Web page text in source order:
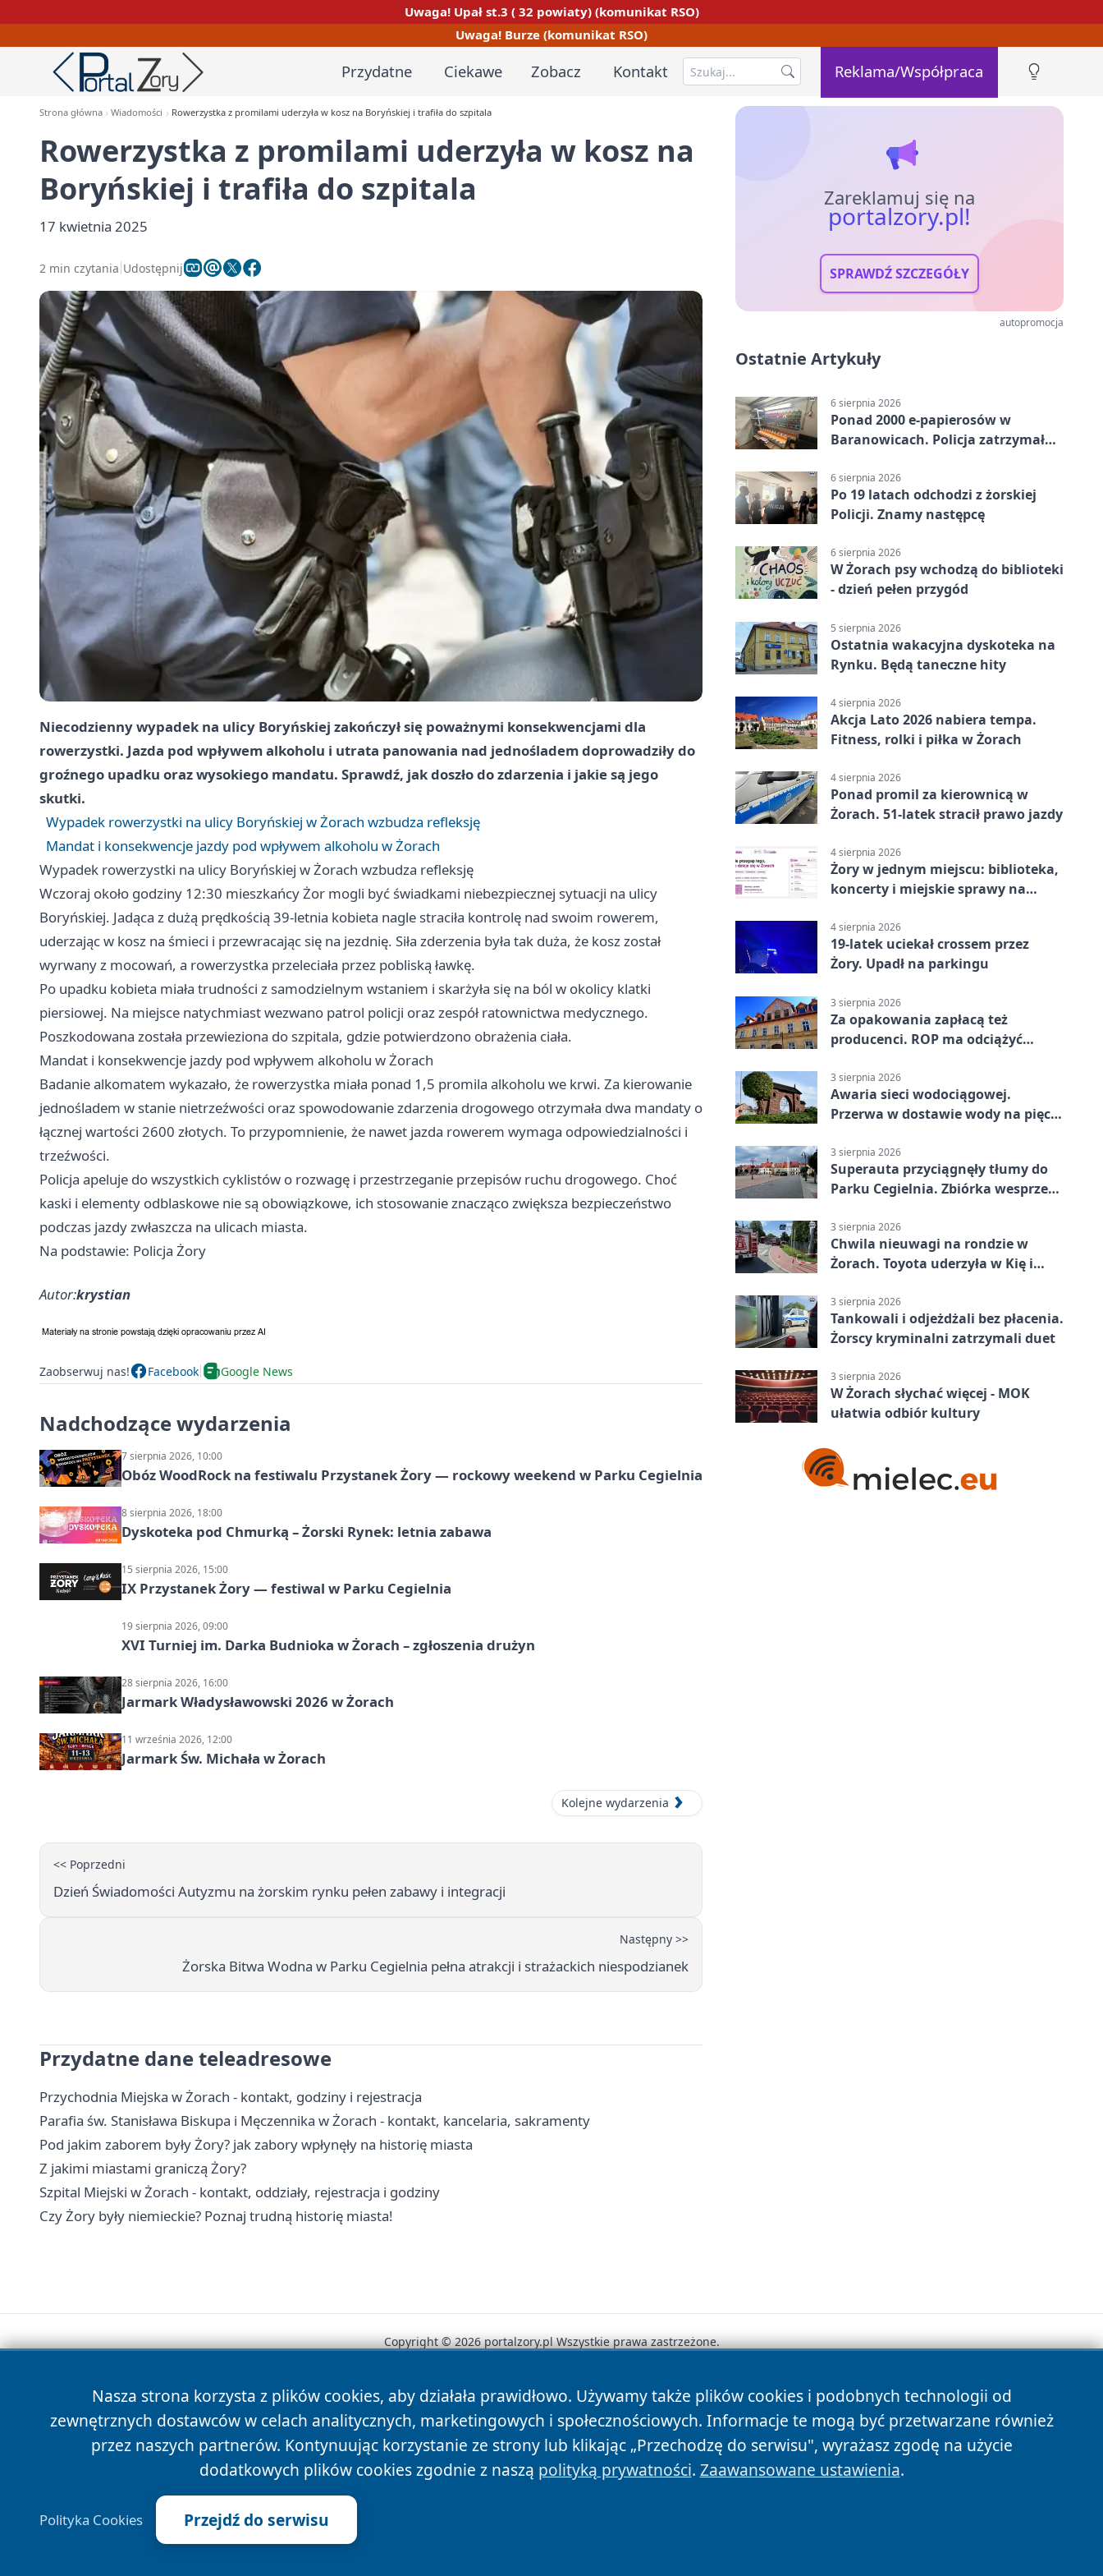
Uwaga! Upał st.3 ( 32 powiaty) (komunikat RSO)
Uwaga! Burze (komunikat RSO)
Przydatne Ciekawe Zobacz Kontakt Reklama/Współpraca
Strona główna Wiadomości Rowerzystka z promilami uderzyła w kosz na Boryńskiej i trafiła do szpitala
Rowerzystka z promilami uderzyła w kosz na
Boryńskiej i trafiła do szpitala
17 kwietnia 2025
2 min czytania Udostępnij
Niecodzienny wypadek na ulicy Boryńskiej zakończył się poważnymi konsekwencjami dla
rowerzystki. Jazda pod wpływem alkoholu i utrata panowania nad jednośladem doprowadziły do
groźnego upadku oraz wysokiego mandatu. Sprawdź, jak doszło do zdarzenia i jakie są jego
skutki.
Wypadek rowerzystki na ulicy Boryńskiej w Żorach wzbudza refleksję
Mandat i konsekwencje jazdy pod wpływem alkoholu w Żorach
Wypadek rowerzystki na ulicy Boryńskiej w Żorach wzbudza refleksję
Wczoraj około godziny 12:30 mieszkańcy Żor mogli być świadkami niebezpiecznej sytuacji na ulicy
Boryńskiej. Jadąca z dużą prędkością 39-letnia kobieta nagle straciła kontrolę nad swoim rowerem,
uderzając w kosz na śmieci i przewracając się na jezdnię. Siła zderzenia była tak duża, że kosz został
wyrwany z mocowań, a rowerzystka przeleciała przez pobliską ławkę.
Po upadku kobieta miała trudności z samodzielnym wstaniem i skarżyła się na ból w okolicy klatki
piersiowej. Na miejsce natychmiast wezwano patrol policji oraz zespół ratownictwa medycznego.
Poszkodowana została przewieziona do szpitala, gdzie potwierdzono obrażenia ciała.
Mandat i konsekwencje jazdy pod wpływem alkoholu w Żorach
Badanie alkomatem wykazało, że rowerzystka miała ponad 1,5 promila alkoholu we krwi. Za kierowanie
jednośladem w stanie nietrzeźwości oraz spowodowanie zdarzenia drogowego otrzymała dwa mandaty o
łącznej wartości 2600 złotych. To przypomnienie, że nawet jazda rowerem wymaga odpowiedzialności i
trzeźwości.
Policja apeluje do wszystkich cyklistów o rozwagę i przestrzeganie przepisów ruchu drogowego. Choć
kaski i elementy odblaskowe nie są obowiązkowe, ich stosowanie znacząco zwiększa bezpieczeństwo
podczas jazdy zwłaszcza na ulicach miasta.
Na podstawie: Policja Żory
Autor:krystian
Zaobserwuj nas! Facebook Google News
Nadchodzące wydarzenia
7 sierpnia 2026, 10:00
Obóz WoodRock na festiwalu Przystanek Żory — rockowy weekend w Parku Cegielnia
8 sierpnia 2026, 18:00
Dyskoteka pod Chmurką – Żorski Rynek: letnia zabawa
15 sierpnia 2026, 15:00
IX Przystanek Żory — festiwal w Parku Cegielnia
19 sierpnia 2026, 09:00
XVI Turniej im. Darka Budnioka w Żorach – zgłoszenia drużyn
28 sierpnia 2026, 16:00
Jarmark Władysławowski 2026 w Żorach
11 września 2026, 12:00
Jarmark Św. Michała w Żorach
Kolejne wydarzenia
<< Poprzedni
Dzień Świadomości Autyzmu na żorskim rynku pełen zabawy i integracji
Następny >>
Żorska Bitwa Wodna w Parku Cegielnia pełna atrakcji i strażackich niespodzianek
Przydatne dane teleadresowe
Przychodnia Miejska w Żorach - kontakt, godziny i rejestracja
Parafia św. Stanisława Biskupa i Męczennika w Żorach - kontakt, kancelaria, sakramenty
Pod jakim zaborem były Żory? jak zabory wpłynęły na historię miasta
Z jakimi miastami graniczą Żory?
Szpital Miejski w Żorach - kontakt, oddziały, rejestracja i godziny
Czy Żory były niemieckie? Poznaj trudną historię miasta!
Zareklamuj się na
portalzory.pl!
SPRAWDŹ SZCZEGÓŁY
autopromocja
Ostatnie Artykuły
6 sierpnia 2026
Ponad 2000 e-papierosów w
Baranowicach. Policja zatrzymała
6 sierpnia 2026
Po 19 latach odchodzi z żorskiej
Policji. Znamy następcę
6 sierpnia 2026
W Żorach psy wchodzą do biblioteki
- dzień pełen przygód
5 sierpnia 2026
Ostatnia wakacyjna dyskoteka na
Rynku. Będą taneczne hity
4 sierpnia 2026
Akcja Lato 2026 nabiera tempa.
Fitness, rolki i piłka w Żorach
4 sierpnia 2026
Ponad promil za kierownicą w
Żorach. 51-latek stracił prawo jazdy
4 sierpnia 2026
Żory w jednym miejscu: biblioteka,
koncerty i miejskie sprawy na
4 sierpnia 2026
19-latek uciekał crossem przez
Żory. Upadł na parkingu
3 sierpnia 2026
Za opakowania zapłacą też
producenci. ROP ma odciążyć
3 sierpnia 2026
Awaria sieci wodociągowej.
Przerwa w dostawie wody na pięciu
3 sierpnia 2026
Superauta przyciągnęły tłumy do
Parku Cegielnia. Zbiórka wesprze
3 sierpnia 2026
Chwila nieuwagi na rondzie w
Żorach. Toyota uderzyła w Kię i
3 sierpnia 2026
Tankowali i odjeżdżali bez płacenia.
Żorscy kryminalni zatrzymali duet
3 sierpnia 2026
W Żorach słychać więcej - MOK
ułatwia odbiór kultury
Nasza strona korzysta z plików cookies, aby działała prawidłowo. Używamy także plików cookies i podobnych technologii od
zewnętrznych dostawców w celach analitycznych, marketingowych i społecznościowych. Informacje te mogą być przetwarzane również
przez naszych partnerów. Kontynuując korzystanie ze strony lub klikając „Przechodzę do serwisu", wyrażasz zgodę na użycie
dodatkowych plików cookies zgodnie z naszą polityką prywatności. Zaawansowane ustawienia.
Polityka Cookies Przejdź do serwisu
Copyright © 2026 portalzory.pl Wszystkie prawa zastrzeżone.
News Autorzy Polityka Prywatności Polityka Cookies